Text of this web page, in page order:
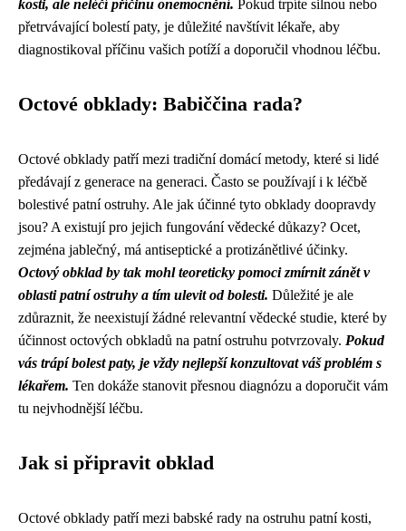
kosti, ale neléčí příčinu onemocnění. Pokud trpíte silnou nebo
přetrvávající bolestí paty, je důležité navštívit lékaře, aby
diagnostikoval příčinu vašich potíží a doporučil vhodnou léčbu.
Octové obklady: Babiččina rada?
Octové obklady patří mezi tradiční domácí metody, které si lidé
předávají z generace na generaci. Často se používají i k léčbě
bolestivé patní ostruhy. Ale jak účinné tyto obklady doopravdy
jsou? A existují pro jejich fungování vědecké důkazy? Ocet,
zejména jablečný, má antiseptické a protizánětlivé účinky.
Octový obklad by tak mohl teoreticky pomoci zmírnit zánět v
oblasti patní ostruhy a tím ulevit od bolesti. Důležité je ale
zdůraznit, že neexistují žádné relevantní vědecké studie, které by
účinnost octových obkladů na patní ostruhu potvrzovaly. Pokud
vás trápí bolest paty, je vždy nejlepší konzultovat váš problém s
lékařem. Ten dokáže stanovit přesnou diagnózu a doporučit vám
tu nejvhodnější léčbu.
Jak si připravit obklad
Octové obklady patří mezi babské rady na ostruhu patní kosti,